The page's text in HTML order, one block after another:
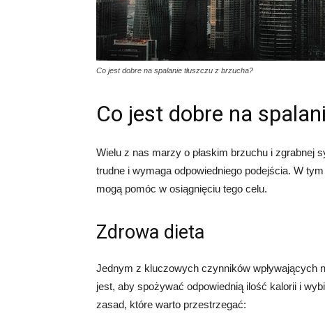
Co jest dobre na spalanie tłuszczu z brzucha?
Co jest dobre na
Wielu z nas marzy o płaskim brzuchu i zgrabnej
trudne i wymaga odpowiedniego podejścia. W
mogą pomóc w osiągnięciu tego celu.
Zdrowa dieta
Jednym z kluczowych czynników wpływających
jest, aby spożywać odpowiednią ilość kalorii i
zasad, które warto przestrzegać: